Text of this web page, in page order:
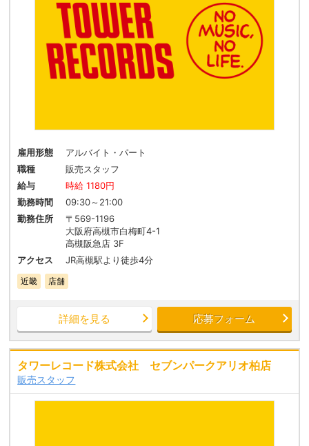
雇用形態
アルバイト・パート
職種
販売スタッフ
給与
時給 1180円
勤務時間
09:30～21:00
勤務住所
〒569-1196
大阪府高槻市白梅町4-1
高槻阪急店 3F
アクセス
JR高槻駅より徒歩4分
近畿 店舗
詳細を見る 応募フォーム
タワーレコード株式会社 セブンパークアリオ柏店
販売スタッフ